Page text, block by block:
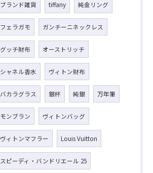
ブランド雑貨 tiffany 純金リング
フェラガモ ガンチーニネックレス
グッチ財布 オーストリッチ
シャネル香水 ヴィトン財布
バカラグラス 銀杯 純銀 万年筆
モンブラン ヴィトンバッグ
ヴィトンマフラー Louis Vuitton
スピーディ・バンドリエール 25